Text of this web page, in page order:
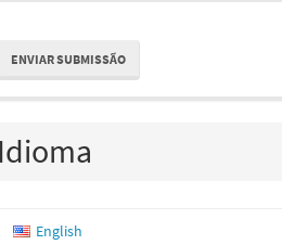
ENVIAR SUBMISSÃO
Idioma
English